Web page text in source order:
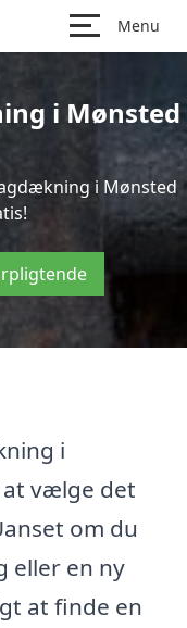
Menu
i Mønsted
i Mønsted
i
vælge det
om du
eller en ny
at finde en